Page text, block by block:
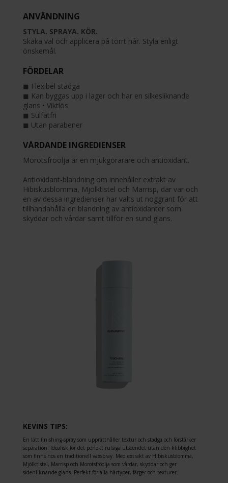
ANVÄNDNING
STYLA. SPRAYA. KÖR.
Skaka väl och applicera på torrt hår. Styla enligt
önskemål.
FÖRDELAR
◼︎ Flexibel stadga
◼︎ Kan byggas upp i lager och har en silkesliknande
glans • Viktlös
◼︎ Sulfatfri
◼︎ Utan parabener
VÅRDANDE INGREDIENSER
Morotsfröolja är en mjukgörarare och antioxidant.
Antioxidant-blandning om innehåller extrakt av
Hibiskusblomma, Mjölktistel och Marrisp, där var och
en av dessa ingredienser har valts ut noggrant för att
tillhandahålla en blandning av antioxidanter som
skyddar och vårdar samt tillför en sund glans.
KEVINS TIPS:
En lätt finishing-spray som upprätthåller textur och stadga och förstärker
separation. Idealisk för det perfekt rufsiga utseendet utan den klibbighet
som finns hos en traditionell vaxspray. Med extrakt av Hibiskusblomma,
Mjölktistel, Marrisp och Morotsfröolja som vårdar, skyddar och ger
sidenliknande glans. Perfekt för alla hårtyper, färger och texturer.